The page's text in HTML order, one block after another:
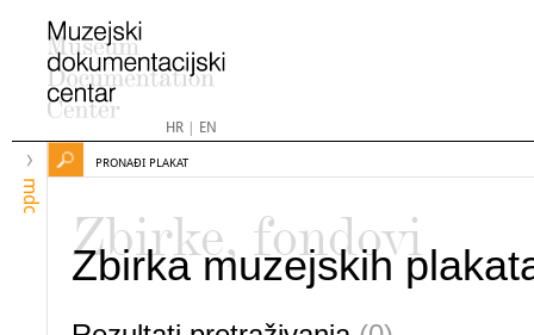
HR| EN
mdc
PRONAĐI PLAKAT
Zbirke, fondovi
Zbirka muzejskih